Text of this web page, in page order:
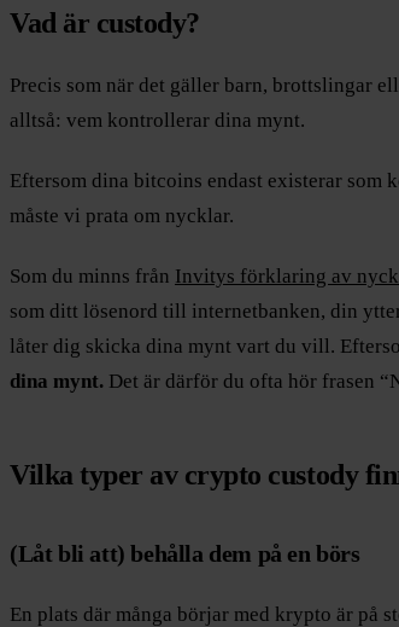
Vad är custody?
Precis som när det gäller barn, brottslingar
alltså: vem kontrollerar dina mynt.
Eftersom dina bitcoins endast existerar
måste vi prata om nycklar.
Som du minns från Invitys förklaring av
som ditt lösenord till internetbanken, din
låter dig skicka dina mynt vart du vill.
dina mynt. Det är därför du ofta hör frasen
Vilka typer av crypto custody
(Låt bli att) behålla dem på en börs
En plats där många börjar med krypto är på